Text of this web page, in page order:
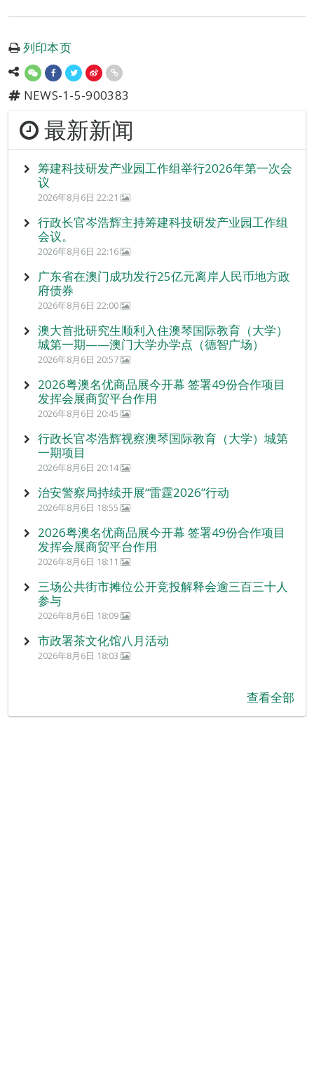
列印本页
NEWS-1-5-900383
最新新闻
筹建科技研发产业园工作组举行2026年第一次会
议
2026年8月6日 22:21
行政长官岑浩辉主持筹建科技研发产业园工作组
会议。
2026年8月6日 22:16
广东省在澳门成功发行25亿元离岸人民币地方政
府债券
2026年8月6日 22:00
澳大首批研究生顺利入住澳琴国际教育（大学）
城第一期——澳门大学办学点（德智广场）
2026年8月6日 20:57
2026粤澳名优商品展今开幕 签署49份合作项目
发挥会展商贸平台作用
2026年8月6日 20:45
行政长官岑浩辉视察澳琴国际教育（大学）城第
一期项目
2026年8月6日 20:14
治安警察局持续开展“雷霆2026”行动
2026年8月6日 18:55
2026粤澳名优商品展今开幕 签署49份合作项目
发挥会展商贸平台作用
2026年8月6日 18:11
三场公共街市摊位公开竞投解释会逾三百三十人
参与
2026年8月6日 18:09
市政署茶文化馆八月活动
2026年8月6日 18:03
查看全部